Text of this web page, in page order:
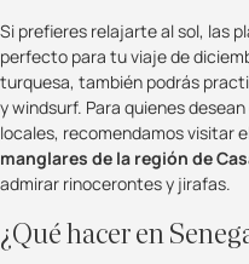
Si prefieres relajarte al sol, las
perfecto para tu viaje de
turquesa, también podrás
y windsurf. Para quienes
locales, recomendamos visitar
manglares de la región de
admirar rinocerontes y jirafas.
¿Qué hacer en